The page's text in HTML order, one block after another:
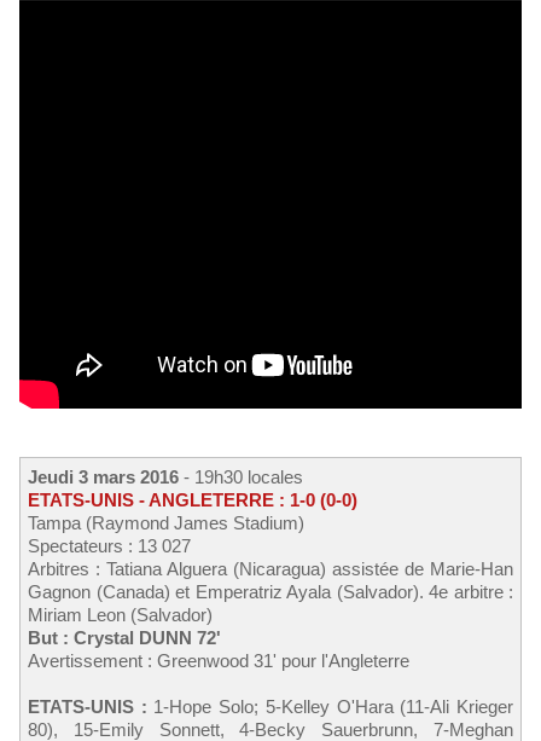
Jeudi 3 mars 2016 - 19h30 locales
ETATS-UNIS - ANGLETERRE : 1-0 (0-0)
Tampa (Raymond James Stadium)
Spectateurs : 13 027
Arbitres : Tatiana Alguera (Nicaragua) assistée de Marie-Han
Gagnon (Canada) et Emperatriz Ayala (Salvador). 4e arbitre :
Miriam Leon (Salvador)
But : Crystal DUNN 72'
Avertissement : Greenwood 31' pour l'Angleterre
ETATS-UNIS : 1-Hope Solo; 5-Kelley O'Hara (11-Ali Krieger
80), 15-Emily Sonnett, 4-Becky Sauerbrunn, 7-Meghan